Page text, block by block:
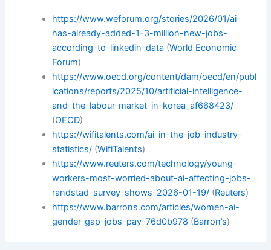
https://www.weforum.org/stories/2026/01/ai-
has-already-added-1-3-million-new-jobs-
according-to-linkedin-data (World Economic
Forum)
https://www.oecd.org/content/dam/oecd/en/publ
ications/reports/2025/10/artificial-intelligence-
and-the-labour-market-in-korea_af668423/
(OECD)
https://wifitalents.com/ai-in-the-job-industry-
statistics/ (WifiTalents)
https://www.reuters.com/technology/young-
workers-most-worried-about-ai-affecting-jobs-
randstad-survey-shows-2026-01-19/ (Reuters)
https://www.barrons.com/articles/women-ai-
gender-gap-jobs-pay-76d0b978 (Barron’s)